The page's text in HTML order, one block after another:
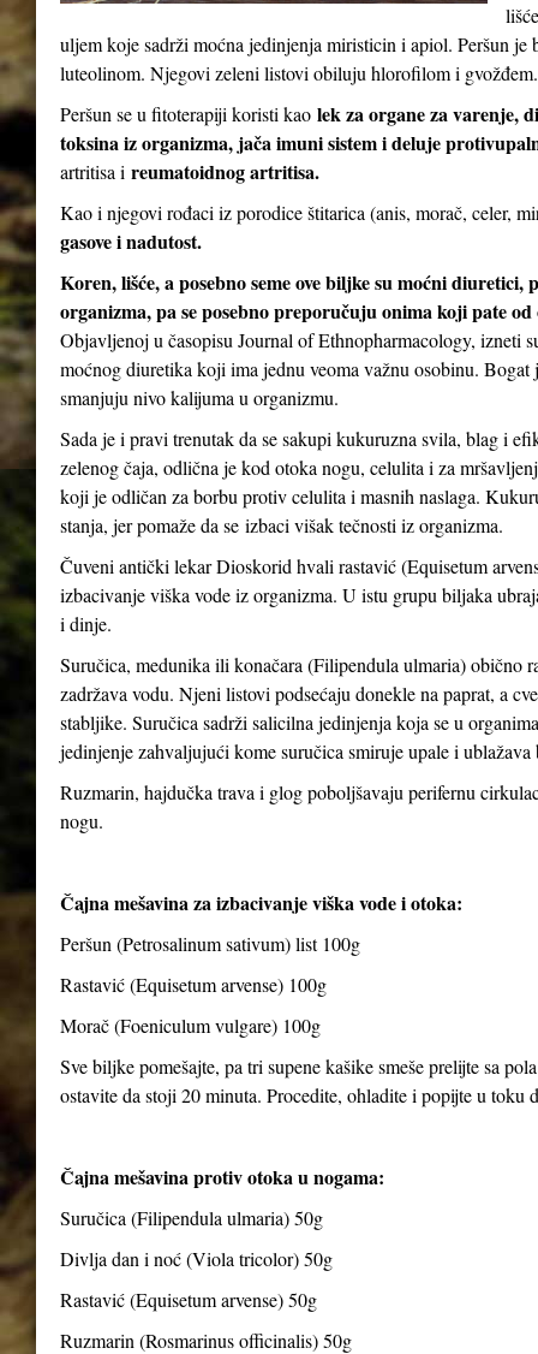
uljem koje sadrži moćna jedinjenja miristicin i apiol. Peršun
luteolinom. Njegovi zeleni listovi obiluju hlorofilom i gvožđem.
Peršun se u fitoterapiji koristi kao lek za organe za varenje,
toksina iz organizma, jača imuni sistem i deluje
artritisa i reumatoidnog artritisa.
Kao i njegovi rođaci iz porodice štitarica (anis, morač, celer,
gasove i nadutost.
Koren, lišće, a posebno seme ove biljke su moćni diuretici,
organizma, pa se posebno preporučuju onima koji pate
Objavljenoj u časopisu Journal of Ethnopharmacology, izneti
moćnog diuretika koji ima jednu veoma važnu osobinu.
smanjuju nivo kalijuma u ​​organizmu.
Sada je i pravi trenutak da se sakupi kukuruzna svila, blag i
zelenog čaja, odlična je kod otoka nogu, celulita i za
koji je odličan za borbu protiv celulita i masnih naslaga.
stanja, jer pomaže da se izbaci višak tečnosti iz organizma.
Čuveni antički lekar Dioskorid hvali rastavić (Equisetum
izbacivanje viška vode iz organizma. U istu grupu biljaka
i dinje.
Suručica, medunika ili konačara (Filipendula ulmaria) obično
zadržava vodu. Njeni listovi podsećaju donekle na paprat, a
stabljike. Suručica sadrži salicilna jedinjenja koja se u
jedinjenje zahvaljujući kome suručica smiruje upale i
Ruzmarin, hajdučka trava i glog poboljšavaju perifernu
nogu.
Čajna mešavina za izbacivanje viška vode i otoka:
Peršun (Petrosalinum sativum) list 100g
Rastavić (Equisetum arvense) 100g
Morač (Foeniculum vulgare) 100g
Sve biljke pomešajte, pa tri supene kašike smeše prelijte sa
ostavite da stoji 20 minuta. Procedite, ohladite i popijte u toku
Čajna mešavina protiv otoka u nogama:
Suručica (Filipendula ulmaria) 50g
Divlja dan i noć (Viola tricolor) 50g
Rastavić (Equisetum arvense) 50g
Ruzmarin (Rosmarinus officinalis) 50g